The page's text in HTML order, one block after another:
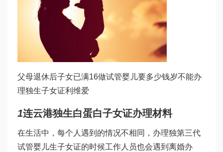
父母退休后子女已满16做试管婴儿要多少钱岁不能办
理独生子女证利维爱
1连云港独生白蛋白子女证办理材料
在生活中，每个人遇到的情况不相同，办理独第三代
试管婴儿生子女证的时候工作人员也会遇到离婚办